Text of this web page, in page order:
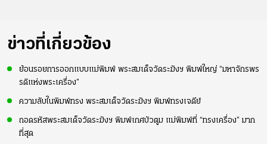
ข่าวที่เกี่ยวข้อง
ย้อนรอยการออกแบบแม่พิมพ์ พระสมเด็จวัดระฆังฯ พิมพ์ใหญ่ “มหาจักรพร
รดิแห่งพระเครื่อง”
ความลับในพิมพ์ทรง พระสมเด็จวัดระฆังฯ พิมพ์ทรงเจดีย์
ถอดรหัสพระสมเด็จวัดระฆังฯ พิมพ์เกศบัวตูม แม่พิมพ์ที่ “ทรงเครื่อง” มาก
ที่สุด